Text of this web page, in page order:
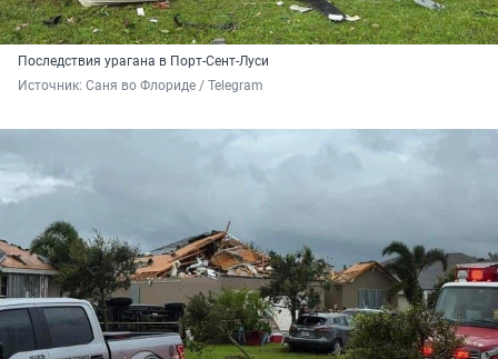
Последствия урагана в Порт-Сент-Луси
Источник: Саня во Флориде / Telegram